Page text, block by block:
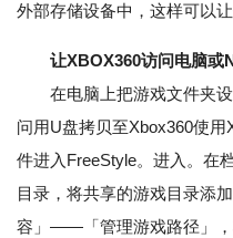
外部存储设备中，这样可以
让XBOX360访问电脑或
在电脑上把游戏文件夹设
问用U盘拷贝至Xbox360使用
件进入FreeStyle。进入。在
目录，将共享的游戏目录添
容」——「管理游戏路径」，